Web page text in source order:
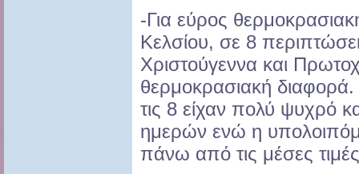
-Για εύρος
Κελσίου, σε 8
Χριστούγεννα και
θερμοκρασιακή
τις 8 είχαν πολύ ψυχρό
ημερών ενώ η
πάνω από τις μέσες